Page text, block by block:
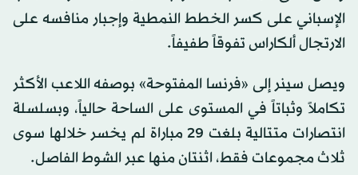
الإسباني على كسر الخطط النمطية وإجبار منافسه على
الارتجال ألكاراس تفوقاً طفيفاً.
ويصل سينر إلى «فرنسا المفتوحة» بوصفه اللاعب الأكثر
تكاملاً وثباتاً في المستوى على الساحة حالياً، وبسلسلة
انتصارات متتالية بلغت 29 مباراة لم يخسر خلالها سوى
ثلاث مجموعات فقط، اثنتان منها عبر الشوط الفاصل.